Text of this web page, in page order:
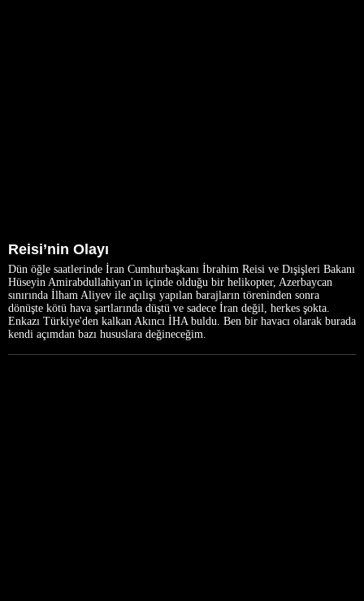
Reisi’nin Olayı
Dün öğle saatlerinde İran Cumhurbaşkanı İbrahim Reisi ve Dışişleri Bakanı
Hüseyin Amirabdullahiyan'ın içinde olduğu bir helikopter, Azerbaycan
sınırında İlham Aliyev ile açılışı yapılan barajların töreninden sonra
dönüşte kötü hava şartlarında düştü ve sadece İran değil, herkes şokta.
Enkazı Türkiye'den kalkan Akıncı İHA buldu. Ben bir havacı olarak burada
kendi açımdan bazı hususlara değineceğim.